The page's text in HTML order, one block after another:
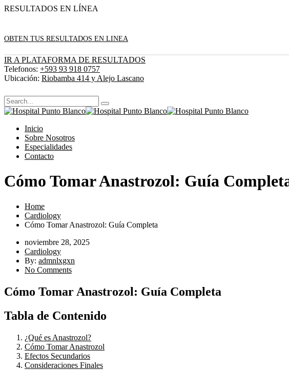
RESULTADOS EN LÍNEA
OBTEN TUS RESULTADOS EN LINEA
IR A PLATAFORMA DE RESULTADOS
Telefonos: +593 93 918 0757
Ubicación: Riobamba 414 y Alejo Lascano
Inicio
Sobre Nosotros
Especialidades
Contacto
Cómo Tomar Anastrozol: Guía
Home
Cardiology
Cómo Tomar Anastrozol: Guía Completa
noviembre 28, 2025
Cardiology
By: admnlxgxn
No Comments
Cómo Tomar Anastrozol: Guía Completa
Tabla de Contenido
¿Qué es Anastrozol?
Cómo Tomar Anastrozol
Efectos Secundarios
Consideraciones Finales